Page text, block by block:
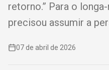
retorno.” Para o
precisou assumir a
07 de abril de 2026